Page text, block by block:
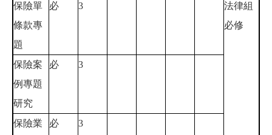
保險單
條款專
題
必 3
法律組
必修
保險案
例專題
研究
必 3
保險業
必 3